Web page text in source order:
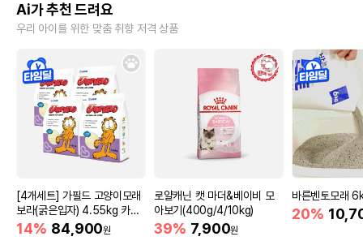
Ai가 추천 드려요
우리 아이를 위한 맞춤 취향 저격 상품
[4개세트] 가필드 고양이모래
보라(굵은입자) 4.55kg 카사
바모래
14% 84,900원
로얄캐닌 캣 마더&베이비 모
아보기(400g/4/10kg)
39% 7,900원
바른벤토모래
20%